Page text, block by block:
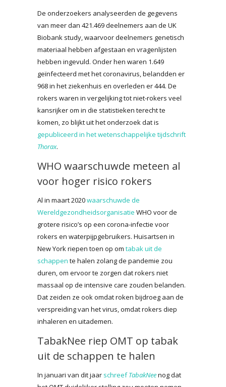
De onderzoekers analyseerden de gegevens
van meer dan 421.469 deelnemers aan de UK
Biobank study, waarvoor deelnemers genetisch
materiaal hebben afgestaan en vragenlijsten
hebben ingevuld. Onder hen waren 1.649
geïnfecteerd met het coronavirus, belandden er
968 in het ziekenhuis en overleden er 444. De
rokers waren in vergelijking tot niet-rokers veel
kansrijker om in die statistieken terecht te
komen, zo blijkt uit het onderzoek dat is
gepubliceerd in het wetenschappelijke tijdschrift
Thorax.
WHO waarschuwde meteen al
voor hoger risico rokers
Al in maart 2020waarschuwde de
Wereldgezondheidsorganisatie WHO voor de
grotere risico’s op een corona-infectie voor
rokers en waterpijpgebruikers. Huisartsen in
New York riepen toen op om tabak uit de
schappen te halen zolang de pandemie zou
duren, om ervoor te zorgen dat rokers niet
massaal op de intensive care zouden belanden.
Dat zeiden ze ook omdat roken bijdroeg aan de
verspreiding van het virus, omdat rokers diep
inhaleren en uitademen.
TabakNee riep OMT op tabak
uit de schappen te halen
In januari van dit jaar schreefTabakNeenog dat